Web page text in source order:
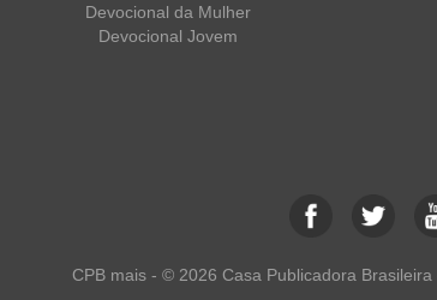
Devocional da Mulher
Devocional Jovem
CPB mais - © 2026 Casa Publicadora